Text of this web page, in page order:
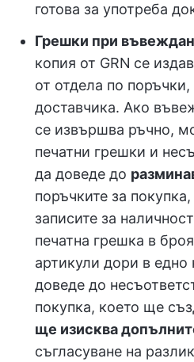
готова за употреба
Грешки при
копия от GRN се
от отдела по
доставчика. Ако
се извършва ръчно,
печатни грешки и
да доведе до
поръчките за
записите за
печатна грешка в
артикули дори в едно
доведе до
покупка, което ще
ще изисква
съгласуване на